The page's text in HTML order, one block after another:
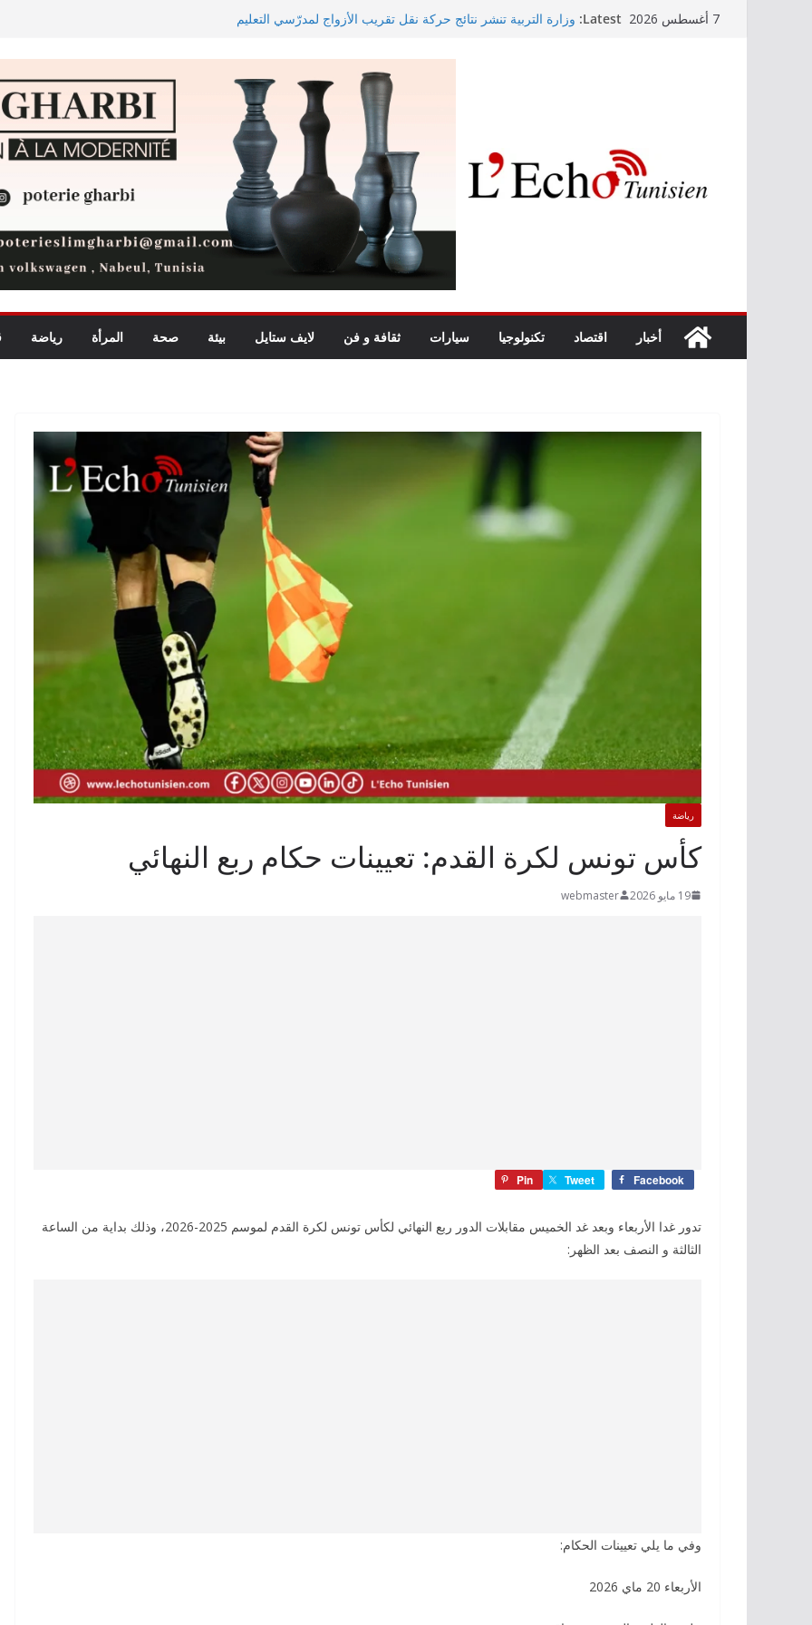
Skip7 أغسطس 2026 Latest: وزارة التربية تنشر نتائج حركة نقل تقريب الأزواج لمدرّسي التعليم
رابطة الأبطال: النادي الإفريقي يُواجه دجوليبا في الدور التمهيدي الأوّل
“نسناس وبهناس”.. عرض مسرحي جديد للأطفال يجمع بين الترفيه
اليوم: قرعة الدور التمهيدي لرابطة الأبطال وكأس الكونفدرالية
أخبار اقتصاد تكنولوجيا سيارات ثقافة و فن لايف ستايل بيئة صحة المرأة رياضة
رياضة
كأس تونس لكرة القدم: تعيينات حكام ربع النهائي
19 مايو 2026 webmaster
Facebook
Tweet
Pin
تدور غدا الأربعاء وبعد غد الخميس مقابلات الدور ربع النهائي لكأس تونس لكرة القدم لموسم 2025-2026، وذلك بداية من الساعة
الثالثة و النصف بعد الظهر:
وفي ما يلي تعيينات الحكام:
الأربعاء 20 ماي 2026